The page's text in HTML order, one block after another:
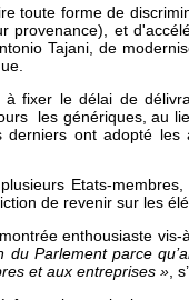
toute forme de
provenance), et
Tajani, de
à fixer le délai de
les génériques, au
ont adopté
Etats-
de revenir sur les
enthousiaste
du Parlement parce
et aux entreprises »,